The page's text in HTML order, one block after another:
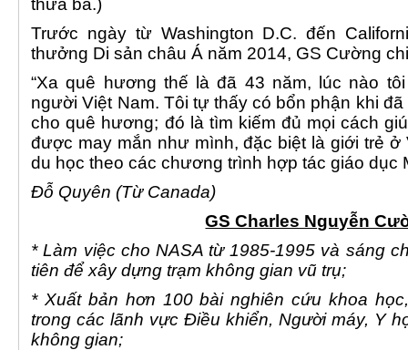
thưa ba.)
Trước ngày từ Washington D.C. đến
thưởng Di sản châu Á năm 2014, GS Cường
“Xa quê hương thế là đã 43 năm, lúc nào
người Việt Nam. Tôi tự thấy có bổn phận khi
cho quê hương; đó là tìm kiếm đủ mọi cách
được may mắn như mình, đặc biệt là giới trẻ ở
du học theo các chương trình hợp tác giáo dục
Đỗ Quyên (Từ Canada)
GS Charles Nguyễn
* Làm việc cho NASA từ 1985-1995 và sáng
tiên để xây dựng trạm không gian vũ trụ;
* Xuất bản hơn 100 bài nghiên cứu khoa
trong các lãnh vực Điều khiển, Người máy, Y
không gian;